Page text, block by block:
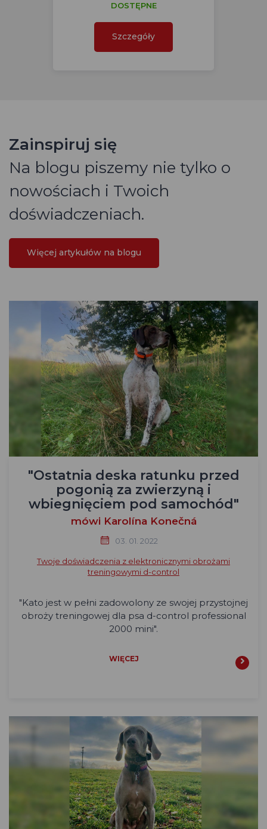
DOSTĘPNE
Szczegóły
Zainspiruj się
Na blogu piszemy nie tylko o
nowościach i Twoich
doświadczeniach.
Więcej artykułów na blogu
"Ostatnia deska ratunku przed
pogonią za zwierzyną i
wbiegnięciem pod samochód"
mówi Karolína Konečná
03. 01. 2022
Twoje doświadczenia z elektronicznymi obrożami
treningowymi d-control
"Kato jest w pełni zadowolony ze swojej przystojnej
obroży treningowej dla psa d-control professional
2000 mini".
WIĘCEJ